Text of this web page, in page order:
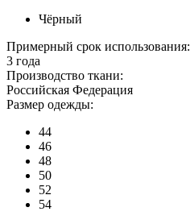
Чёрный
Примерный срок использования:
3 года
Производство ткани:
Российская Федерация
Размер одежды:
44
46
48
50
52
54